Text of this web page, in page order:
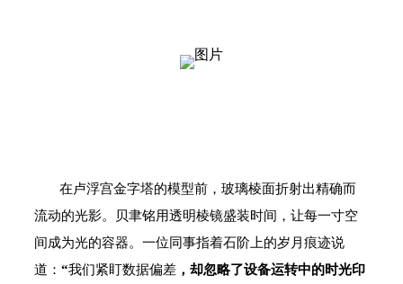
在卢浮宫金字塔的模型前，玻璃棱面折射出精确而
流动的光影。贝聿铭用透明棱镜盛装时间，让每一寸空
间成为光的容器。一位同事指着石阶上的岁月痕迹说
道： “我们紧盯数据偏差 ，却忽略了设备运转中的时光印